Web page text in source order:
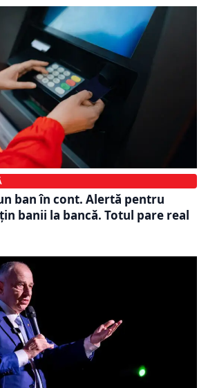
ban în cont. Alertă pentru
banii la bancă. Totul pare real